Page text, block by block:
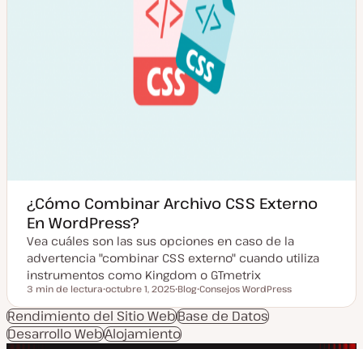
¿Cómo Combinar Archivo CSS Externo
En WordPress?
Vea cuáles son las sus opciones en caso de la
advertencia "combinar CSS externo" cuando utiliza
instrumentos como Kingdom o GTmetrix
Tiempo de lectura
3 min de lectura
e
c
h
a
octubre 1, 2025
i
p
o
d
Blog
e
m
Consejos WordPress
Rendimiento del Sitio WebBase de Datos
Desarrollo WebAlojamiento